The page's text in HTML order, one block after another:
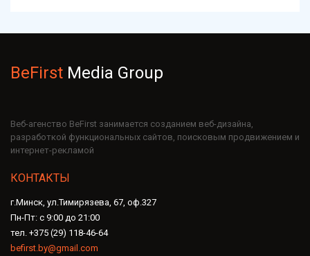
BeFirst Media Group
Веб-агенство BeFirst занимается созданием веб-дизайна,
разработкой функциональных сайтов, поисковым продвижением и
интернет-рекламой
КОНТАКТЫ
г.Минск, ул.Тимирязева, 67, оф.327
Пн-Пт: с 9:00 до 21:00
тел. +375 (29) 118-46-64
befirst.by@gmail.com